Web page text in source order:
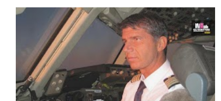
Marzo 2017
[08][Libri] "Biglietto di terza
classe" di Silvia Pattarini |
estratto #2
Marzo 2016